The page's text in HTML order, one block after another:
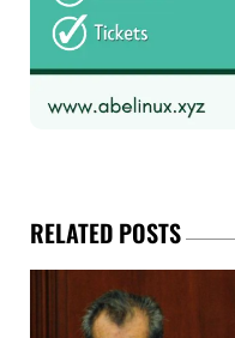
RELATED POSTS